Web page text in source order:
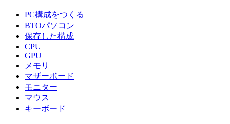
PC構成をつくる
BTOパソコン
保存した構成
CPU
GPU
メモリ
マザーボード
モニター
マウス
キーボード